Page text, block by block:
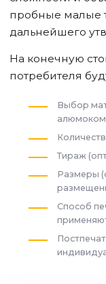
пробные малые
дальнейшего
На конечную
потребителя
Выбор
Тираж
Размеры
Способ